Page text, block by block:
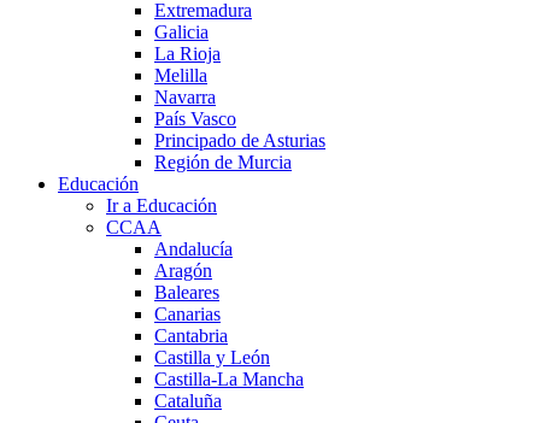
Extremadura
Galicia
La Rioja
Melilla
Navarra
País Vasco
Principado de Asturias
Región de Murcia
Educación
Ir a Educación
CCAA
Andalucía
Aragón
Baleares
Canarias
Cantabria
Castilla y León
Castilla-La Mancha
Cataluña